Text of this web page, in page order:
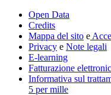
Open Data
Credits
Mappa del sito e
Privacy e Note legali
E-learning
Fatturazione
Informativa sul
5 per mille